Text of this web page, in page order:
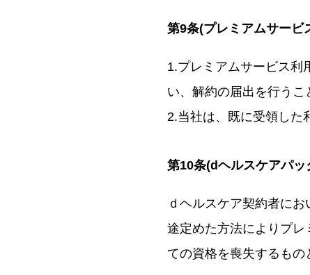
第9条(プレミアムサービ
1.プレミアムサービス利
い、解約の届出を行うこ
2.当社は、既に受領した
第10条(dヘルスケアパッ
ｄヘルスケア契約者に
途定めた方法によりプ
ての資格を喪失するもの